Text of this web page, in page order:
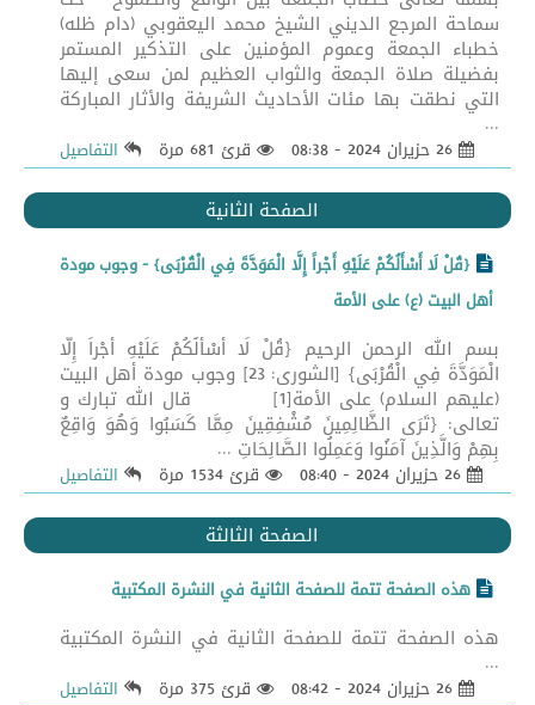
سماحة المرجع الديني الشيخ محمد اليعقوبي (دام ظله)
خطباء الجمعة وعموم المؤمنين على التذكير المستمر
بفضيلة صلاة الجمعة والثواب العظيم لمن سعى إليها
التي نطقت بها مئات الأحاديث الشريفة والأثار المباركة
...
قرئ 681 مرة التفاصيل
الصفحة الثانية
{قُلْ لَا أَسْأَلُكُمْ عَلَيْهِ أَجْراً إِلَّا الْمَوَدَّةَ فِي الْقُرْبَى} - وجوب مودة
أهل البيت (ع) على الأمة
بسم الله الرحمن الرحيم {قُلْ لَا أَسْأَلُكُمْ عَلَيْهِ أَجْراً إِلَّا
الْمَوَدَّةَ فِي الْقُرْبَى} [الشورى: 23] وجوب مودة أهل البيت
(عليهم السلام) على الأمة[1] قال الله تبارك و
تعالى: {تَرَى الظَّالِمِينَ مُشْفِقِينَ مِمَّا كَسَبُوا وَهُوَ وَاقِعٌ
بِهِمْ وَالَّذِينَ آمَنُوا وَعَمِلُوا الصَّالِحَاتِ ...
قرئ 1534 مرة التفاصيل
الصفحة الثالثة
هذه الصفحة تتمة للصفحة الثانية في النشرة المكتبية
هذه الصفحة تتمة للصفحة الثانية في النشرة المكتبية
...
قرئ 375 مرة التفاصيل